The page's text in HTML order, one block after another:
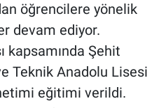
öğrencilere yönelik
devam ediyor.
kapsamında Şehit
Teknik Anadolu Lisesi
eğitimi verildi.